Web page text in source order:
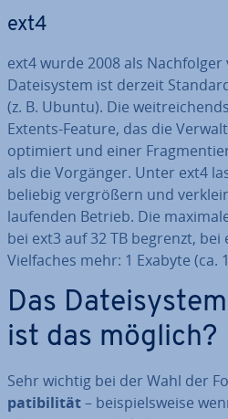
ext4
ext4 wurde 2008 als
Da­tei­sys­tem ist derzeit
(z. B. Ubuntu). Die
Extents-Feature, das die
optimiert und einer
als die Vorgänger. Unter ext4
beliebig ver­grö­ßern und
laufenden Betrieb. Die
bei ext3 auf 32 TB begrenzt,
Viel­fa­ches mehr: 1 Exabyte (ca.
Das
ist das möglich?
Sehr wichtig bei der Wahl der
pa­ti­bi­li­tät– bei­spiels­wei­se